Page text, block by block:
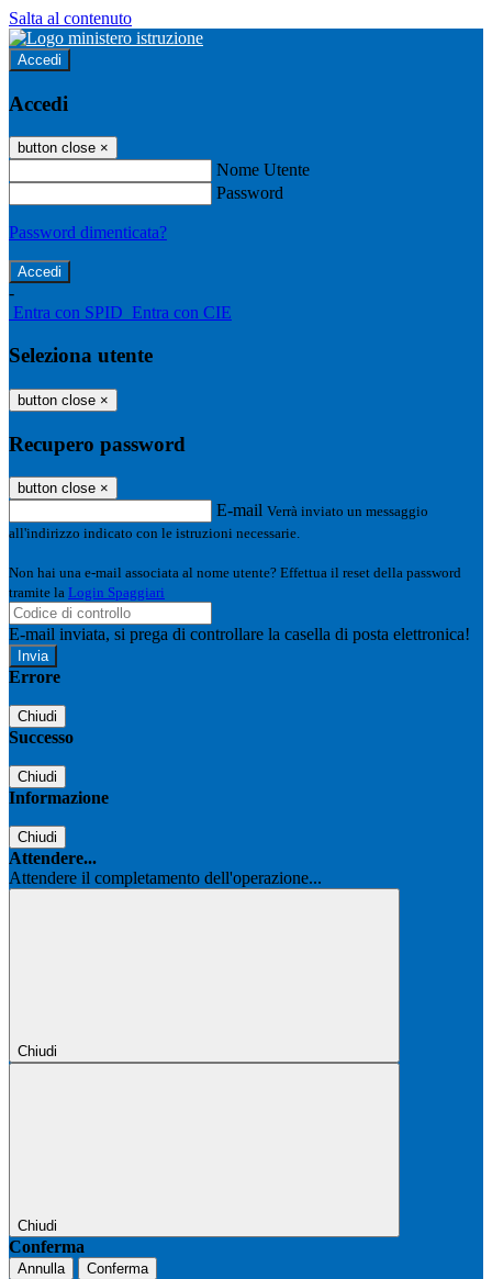
Salta al contenuto
Accedi
Accedi
button close ×
Nome Utente
Password
Password dimenticata?
-
Entra con SPID Entra con CIE
Seleziona utente
button close ×
Recupero password
button close ×
E-mail Verrà inviato un messaggio
all'indirizzo indicato con le istruzioni necessarie.
Non hai una e-mail associata al nome utente? Effettua il reset della password
tramite la Login Spaggiari
E-mail inviata, si prega di controllare la casella di posta elettronica!
Errore
Chiudi
Successo
Chiudi
Informazione
Chiudi
Attendere...
Attendere il completamento dell'operazione...
Chiudi
Chiudi
Conferma
Annulla Conferma